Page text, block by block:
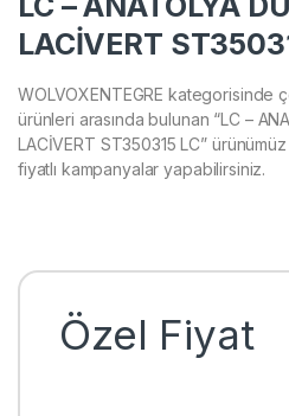
LACİVERT
WOLVOXENTEGRE
ürünleri arasında bulunan “LC –
LACİVERT ST350315 LC” ürünümüz
fiyatlı kampanyalar yapabilirsiniz.
Özel Fiyat